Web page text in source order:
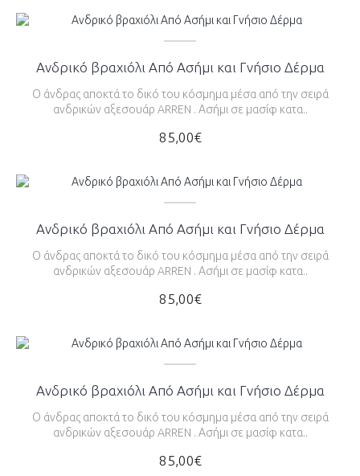
Ανδρικό βραχιόλι Από Ασήμι και Γνήσιο Δέρμα
Ο άνδρας αποκτά το δικό του κόσμημα μέσα από την σειρά
ανδρικών αξεσουάρ ARREN . Ασήμι σε μασίφ κατα..
85,00€
Ανδρικό βραχιόλι Από Ασήμι και Γνήσιο Δέρμα
Ο άνδρας αποκτά το δικό του κόσμημα μέσα από την σειρά
ανδρικών αξεσουάρ ARREN . Ασήμι σε μασίφ κατα..
85,00€
Ανδρικό βραχιόλι Από Ασήμι και Γνήσιο Δέρμα
Ο άνδρας αποκτά το δικό του κόσμημα μέσα από την σειρά
ανδρικών αξεσουάρ ARREN . Ασήμι σε μασίφ κατα..
85,00€